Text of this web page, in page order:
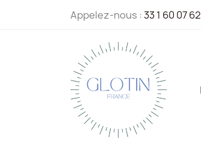
Appelez-nous :33 1 60 07